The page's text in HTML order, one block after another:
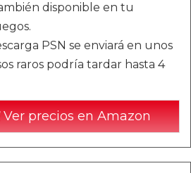
disponible en tu
PSN se enviará en unos
raros podría tardar hasta 4
Ver precios en Amazon